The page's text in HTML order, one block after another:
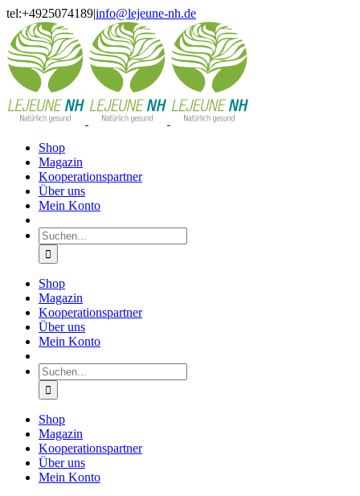
Skip
content
tel:+4925074189|info@lejeune-nh.de
Facebook
Instagram
Shop
Magazin
Kooperationspartner
Über uns
Mein Konto
Suche
nach:
Shop
Magazin
Kooperationspartner
Über uns
Mein Konto
Suche
nach:
Shop
Magazin
Kooperationspartner
Über uns
Mein Konto